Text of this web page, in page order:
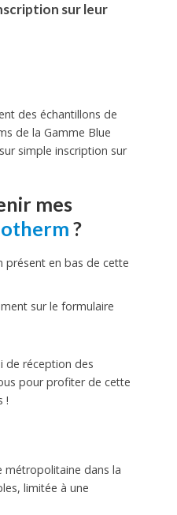
sur leur
des échantillons de
de la Gamme Blue
simple inscription sur
mes
?
présent en bas de cette
sur le formulaire
de réception des
pour profiter de cette
!
métropolitaine dans la
limitée à une